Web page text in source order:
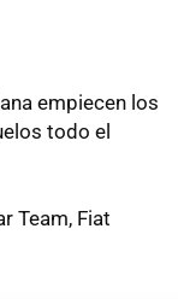
empiecen los
todo el
Team, Fiat